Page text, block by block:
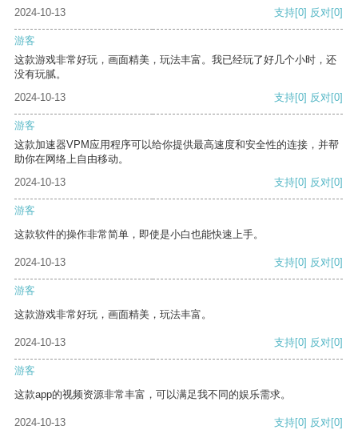
2024-10-13 支持[0] 反对[0]
游客
这款游戏非常好玩，画面精美，玩法丰富。我已经玩了好几个小时，还
没有玩腻。
2024-10-13
支持[0] 反对[0]
游客
这款加速器VPM应用程序可以给你提供最高速度和安全性的连接，并帮
助你在网络上自由移动。
2024-10-13
支持[0] 反对[0]
游客
这款软件的操作非常简单，即使是小白也能快速上手。
2024-10-13 支持[0] 反对[0]
游客
这款游戏非常好玩，画面精美，玩法丰富。
2024-10-13 支持[0] 反对[0]
游客
这款app的视频资源非常丰富，可以满足我不同的娱乐需求。
2024-10-13 支持[0] 反对[0]